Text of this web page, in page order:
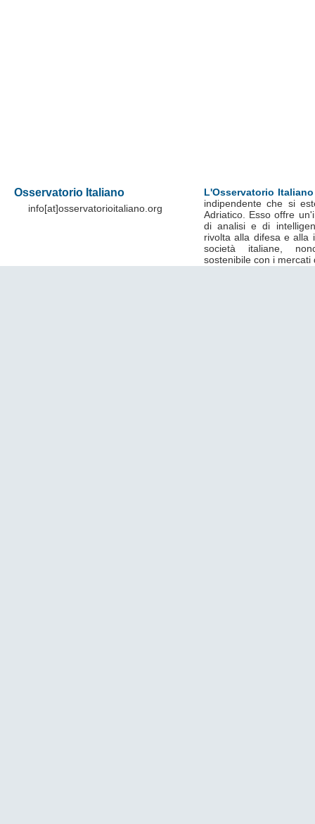
Osservatorio Italiano
info[at]osservatorioitaliano.org
L'Osservatorio Italiano
indipendente che si
Adriatico. Esso offre
di analisi e di
rivolta alla difesa e alla
società italiane,
sostenibile con i mercati